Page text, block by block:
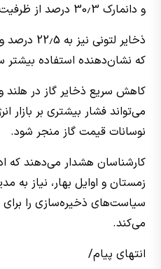
و دانمارک 30٫3 درصد از ظرفیت مخازن خود را پر کرده‌اند.
که نشان‌دهنده استفاده بیشتر
کاهش سریع ذخایر گاز در هلند
می‌تواند فشار بیشتری بر بازار
نوسانات قیمت گاز منجر شود.
کارشناسان هشدار می‌دهند که
زمستان و اوایل بهار، نیاز به
سیاست‌های ذخیره‌سازی را
می‌کند.
انتهای پیام/